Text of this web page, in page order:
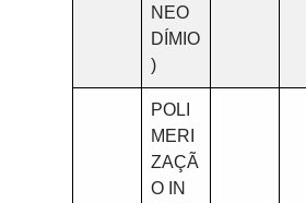
NEO
DÍMIO
)
POLI
MERI
ZAÇÃ
O IN